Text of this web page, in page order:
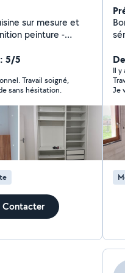
sur mesure et
peinture -
5/5
Travail soigné,
sans hésitation.
Contacter
Bonjour,
bonne
Il y